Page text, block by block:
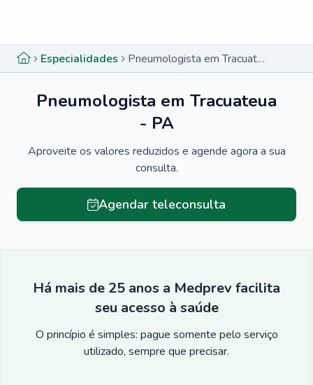
Especialidades Pneumologista em Tracuateua - PA
Pneumologista em Tracuateua
- PA
Aproveite os valores reduzidos e agende agora a sua
consulta.
Agendar teleconsulta
Há mais de 25 anos a Medprev facilita
seu acesso à saúde
O princípio é simples: pague somente pelo serviço
utilizado, sempre que precisar.